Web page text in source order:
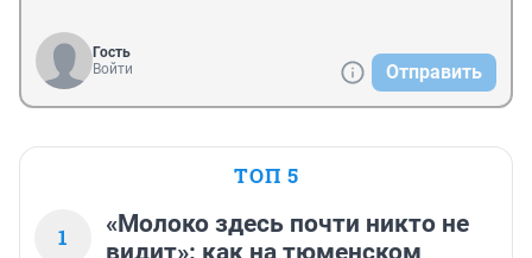
Гость
Войти
Отправить
ТОП 5
1
«Молоко здесь почти никто не
видит»: как на тюменском